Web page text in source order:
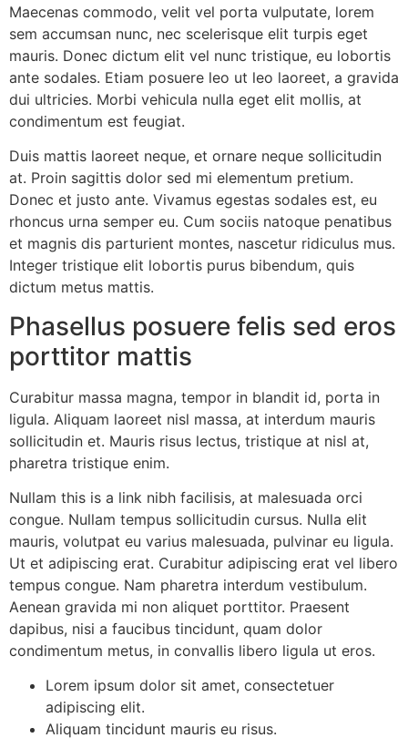
Maecenas commodo, velit vel porta vulputate, lorem
sem accumsan nunc, nec scelerisque elit turpis eget
mauris. Donec dictum elit vel nunc tristique, eu lobortis
ante sodales. Etiam posuere leo ut leo laoreet, a gravida
dui ultricies. Morbi vehicula nulla eget elit mollis, at
condimentum est feugiat.
Duis mattis laoreet neque, et ornare neque sollicitudin
at. Proin sagittis dolor sed mi elementum pretium.
Donec et justo ante. Vivamus egestas sodales est, eu
rhoncus urna semper eu. Cum sociis natoque penatibus
et magnis dis parturient montes, nascetur ridiculus mus.
Integer tristique elit lobortis purus bibendum, quis
dictum metus mattis.
Phasellus posuere felis sed eros
porttitor mattis
Curabitur massa magna, tempor in blandit id, porta in
ligula. Aliquam laoreet nisl massa, at interdum mauris
sollicitudin et. Mauris risus lectus, tristique at nisl at,
pharetra tristique enim.
Nullam this is a link nibh facilisis, at malesuada orci
congue. Nullam tempus sollicitudin cursus. Nulla elit
mauris, volutpat eu varius malesuada, pulvinar eu ligula.
Ut et adipiscing erat. Curabitur adipiscing erat vel libero
tempus congue. Nam pharetra interdum vestibulum.
Aenean gravida mi non aliquet porttitor. Praesent
dapibus, nisi a faucibus tincidunt, quam dolor
condimentum metus, in convallis libero ligula ut eros.
Lorem ipsum dolor sit amet, consectetuer
adipiscing elit.
Aliquam tincidunt mauris eu risus.